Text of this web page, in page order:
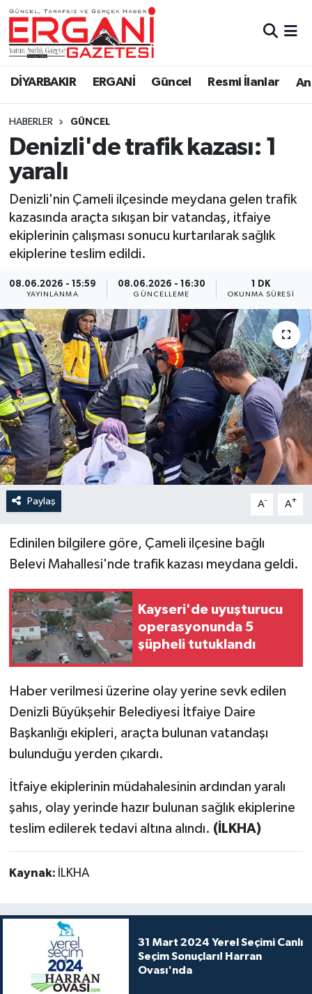
DİYARBAKIR ERGANİ Güncel Resmi İlanlar
HABERLER GÜNCEL
Denizli'de trafik kazası: 1
yaralı
Denizli'nin Çameli ilçesinde meydana gelen trafik
kazasında araçta sıkışan bir vatandaş, itfaiye
ekiplerinin çalışması sonucu kurtarılarak sağlık
ekiplerine teslim edildi.
08.06.2026 - 15:59
YAYINLANMA
08.06.2026 - 16:30
GÜNCELLEME
1 DK
OKUNMA SÜRESI
Paylaş A- A+
Edinilen bilgilere göre, Çameli ilçesine bağlı
Belevi Mahallesi'nde trafik kazası meydana geldi.
Kayseri'de uyuşturucu
operasyonunda 5
şüpheli tutuklandı
Haber verilmesi üzerine olay yerine sevk edilen
Denizli Büyükşehir Belediyesi İtfaiye Daire
Başkanlığı ekipleri, araçta bulunan vatandaşı
bulunduğu yerden çıkardı.
İtfaiye ekiplerinin müdahalesinin ardından yaralı
şahıs, olay yerinde hazır bulunan sağlık ekiplerine
teslim edilerek tedavi altına alındı. (İLKHA)
Kaynak: İLKHA
31 Mart 2024 Yerel Seçimi Canlı
Seçim Sonuçları! Harran
Ovası'nda
DİYARBAKIR
BİSMİL
BAĞLAR
ERGANİ
Güncel
Eği̇ti̇m
Resmi İlanlar
Sağlık
Yaşam
Anali̇z
Bi̇li̇m & Teknoloji̇
Dünya
Eği̇ti̇m
Ergani Nöbetçi Eczaneler
Ergani Hava Durumu
Ergani Trafik Yoğunluk Haritası
Süper Lig Puan Durumu ve Fikstür
Tüm Manşetler
Son Dakika Haberleri